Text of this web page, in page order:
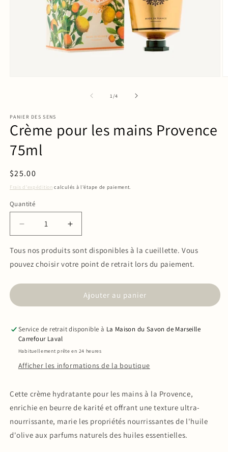
1 /de
4
PANIER DES SENS
Crème pour les mains Provence
75ml
Prix
habituel
$25.00
Frais d'expédition calculés à l'étape de paiement.
Quantité
Quantité
Réduire
la
quantité
de
pour
75ml
Augmenter
la
quantité
de
Crème
pour
mains
75ml
Tous nos produits sont disponibles à la cueillette. Vous
pouvez choisir votre point de retrait lors du paiement.
Ajouter au panier
Service de retrait disponible à La Maison du Savon de Marseille
Carrefour Laval
Habituellement prête en 24 heures
Afficher les informations de la boutique
Cette crème hydratante pour les mains à la Provence,
enrichie en beurre de karité et offrant une texture ultra-
nourrissante, marie les propriétés nourrissantes de l'huile
d'olive aux parfums naturels des huiles essentielles.